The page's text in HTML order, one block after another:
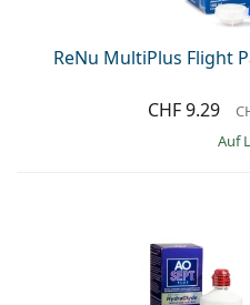
ReNu MultiPlus Flight
CHF 9.29
auf